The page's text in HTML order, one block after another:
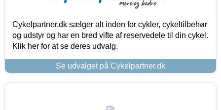
Cykelpartner.dk sælger alt inden for cykler, cykeltilbehør
og udstyr og har en bred vifte af reservedele til din cykel.
Klik her for at se deres udvalg.
Se udvalget på Cykelpartner.dk